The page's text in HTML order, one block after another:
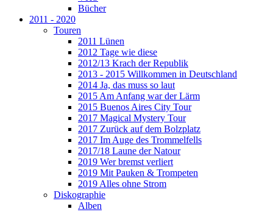
Bücher
2011 - 2020
Touren
2011 Lünen
2012 Tage wie diese
2012/13 Krach der Republik
2013 - 2015 Willkommen in Deutschland
2014 Ja, das muss so laut
2015 Am Anfang war der Lärm
2015 Buenos Aires City Tour
2017 Magical Mystery Tour
2017 Zurück auf dem Bolzplatz
2017 Im Auge des Trommelfells
2017/18 Laune der Natour
2019 Wer bremst verliert
2019 Mit Pauken & Trompeten
2019 Alles ohne Strom
Diskographie
Alben